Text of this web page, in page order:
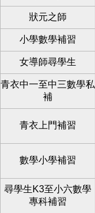
狀元之師
小學數學補習
女導師尋學生
青衣中一至中三數學私
補
青衣上門補習
數學小學補習
尋學生K3至小六數學
專科補習